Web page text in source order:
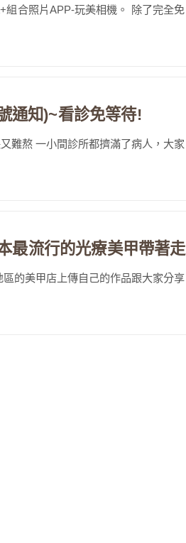
組合照片APP-玩美相機。 除了完全免
通知)~看診免等待!
難熬 一小間診所都擠滿了病人，大家
流行的光療美甲帶著走
的美甲店上傳自己的作品跟大家分享